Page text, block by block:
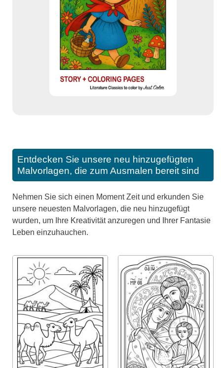
Entdecken Sie unsere neu hinzugefügten
Malvorlagen, die zum Ausmalen bereit sind
Nehmen Sie sich einen Moment Zeit und erkunden Sie
unsere neuesten Malvorlagen, die neu hinzugefügt
wurden, um Ihre Kreativität anzuregen und Ihrer Fantasie
Leben einzuhauchen.